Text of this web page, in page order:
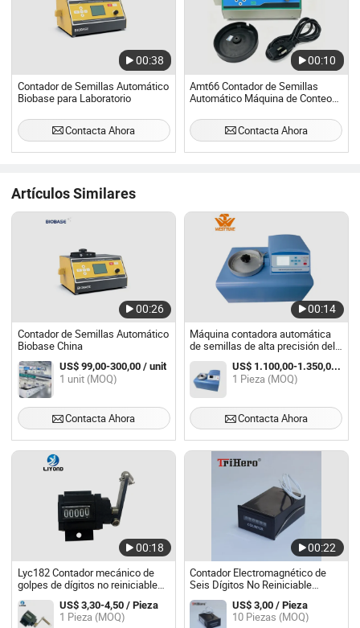
00:38
Contador de Semillas Automático
Biobase para Laboratorio
Contacta Ahora
00:10
Amt66 Contador de Semillas
Automático Máquina de Conteo
Contacta Ahora
Artículos Similares
00:26
Contador de Semillas Automático
Biobase China
US$ 99,00-300,00 / unit
1 unit (MOQ)
Contacta Ahora
00:14
Máquina contadora automática
de semillas de alta precisión del
laboratorio agrícola Sly-E
US$ 1.100,00-1.350,00 / Pieza
1 Pieza (MOQ)
Contacta Ahora
00:18
Lyc182 Contador mecánico de
golpes de dígitos no reiniciable
para interruptor de circuito de
vacío 5
US$ 3,30-4,50 / Pieza
1 Pieza (MOQ)
00:22
Contador Electromagnético de
Seis Dígitos No Reiniciable
AC220V/AC110V/DC24V/DC 12V
(CSK6-NKW)US$ 3,00 / Pieza
10 Piezas (MOQ)